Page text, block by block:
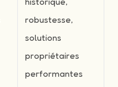
robustesse,
solutions
propriétaires
performantes